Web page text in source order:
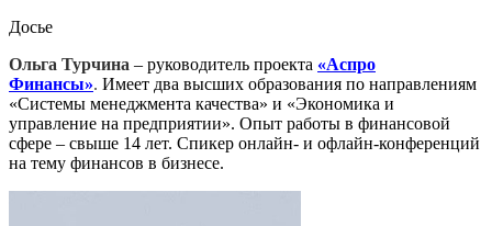
Досье
Ольга Турчина – руководитель проекта «Аспро
Финансы». Имеет два высших образования по направлениям
«Системы менеджмента качества» и «Экономика и
управление на предприятии». Опыт работы в финансовой
сфере – свыше 14 лет. Спикер онлайн- и офлайн-конференций
на тему финансов в бизнесе.